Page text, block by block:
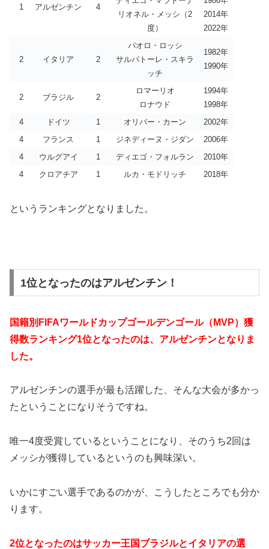
1 アルゼンチン 4
リオネル・メッシ（2
度）
2014年
2022年
2 イタリア 2
パオロ・ロッシ
サルバトーレ・スキラ
ッチ
1982年
1990年
2 ブラジル 2
ロマーリオ
ロナウド
1994年
1998年
4
ドイツ 1 オリバー・カーン
2002年
4
フランス 1 ジネディーヌ・ジダン
2006年
4
ウルグアイ 1 ディエゴ・フォルラン
2010年
4
クロアチア 1 ルカ・モドリッチ 2018年
というランキングとなりました。
1位となったのはアルゼンチン！
国籍別FIFAワールドカップゴールデンゴール（MVP）獲
得数ランキング1位となったのは、アルゼンチンとなりま
した。
アルゼンチンの選手が最も活躍した、そんな大会が多かっ
たということになりそうですね。
唯一4度受賞しているということになり、そのうち2回は
メッシが獲得しているというのも興味深い。
いかにすごい選手であるのかが、こうしたところでも分か
ります。
2位となったのはサッカー王国ブラジルとイタリアの選